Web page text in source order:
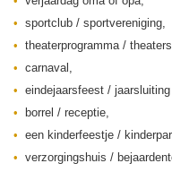
sportclub / sportvereniging,
theaterprogramma /
carnaval,
eindejaarsfeest /
borrel / receptie,
een kinderfeestje /
verzorgingshuis /